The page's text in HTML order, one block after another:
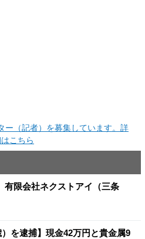
ー（記者）を募集しています。詳
こちら
有限会社ネクストアイ（三条
）を逮捕】現金42万円と貴金属9